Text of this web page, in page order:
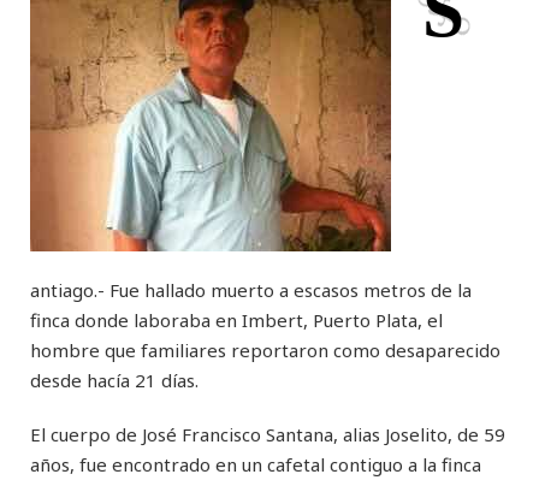
antiago.- Fue hallado muerto a escasos metros de la
finca donde laboraba en Imbert, Puerto Plata, el
hombre que familiares reportaron como desaparecido
desde hacía 21 días.
El cuerpo de José Francisco Santana, alias Joselito, de 59
años, fue encontrado en un cafetal contiguo a la finca